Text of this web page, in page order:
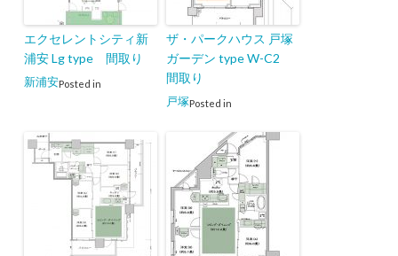
エクセレントシティ新
浦安 Lg type 間取り
Posted in
新浦安
ザ・パークハウス 戸塚
ガーデン type W-C2
間取り
Posted in
戸塚